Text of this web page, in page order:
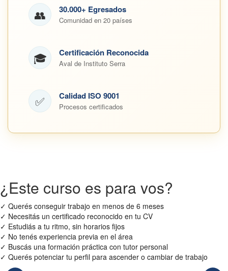
👥 30.000+ Egresados
Comunidad en 20 países
🎓 Certificación Reconocida
Aval de Instituto Serra
✅ Calidad ISO 9001
Procesos certificados
¿Este curso es para vos?
✓ Querés conseguir trabajo en menos de 6 meses
✓ Necesitás un certificado reconocido en tu CV
✓ Estudiás a tu ritmo, sin horarios fijos
✓ No tenés experiencia previa en el área
✓ Buscás una formación práctica con tutor personal
✓ Querés potenciar tu perfil para ascender o cambiar de trabajo